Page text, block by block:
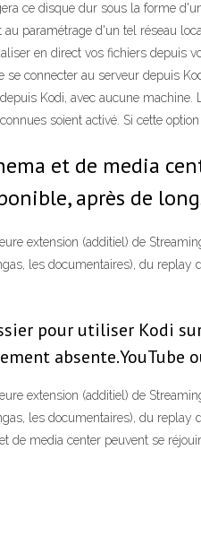
ce disque dur sous la forme
paramétrage d'un tel réseau
en direct vos fichiers depuis
connecter au serveur depuis
Kodi, avec aucune
soient activé. Si cette
et de media
après de
extension (additiel) de
les documentaires), du replay
pour utiliser Kodi
absente.YouTube
extension (additiel) de
les documentaires), du replay
de media center peuvent se